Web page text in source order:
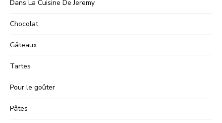
Dans La Cuisine De Jeremy
Chocolat
Gâteaux
Tartes
Pour le goûter
Pâtes